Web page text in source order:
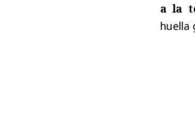
a la
huella